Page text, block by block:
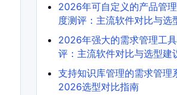
2026年可自定义的产品管
度测评：主流软件对比与选
2026年强大的需求管理工
评：主流软件对比与选型建
支持知识库管理的需求管理
2026选型对比指南